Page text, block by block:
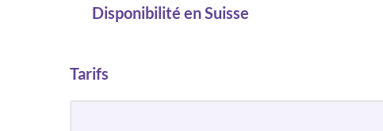
Disponibilité en Suisse
Tarifs